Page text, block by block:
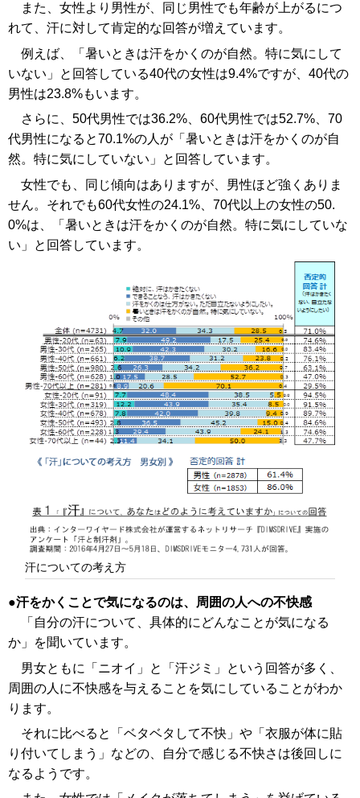
また、女性より男性が、同じ男性でも年齢が上がるにつ
れて、汗に対して肯定的な回答が増えています。
例えば、「暑いときは汗をかくのが自然。特に気にして
いない」と回答している40代の女性は9.4%ですが、40代の
男性は23.8%もいます。
さらに、50代男性では36.2%、60代男性では52.7%、70
代男性になると70.1%の人が「暑いときは汗をかくのが自
然。特に気にしていない」と回答しています。
女性でも、同じ傾向はありますが、男性ほど強くありま
せん。それでも60代女性の24.1%、70代以上の女性の50.
0%は、「暑いときは汗をかくのが自然。特に気にしていな
い」と回答しています。
汗についての考え方
汗をかくことで気になるのは、周囲の人への不快感
「自分の汗について、具体的にどんなことが気になる
か」を聞いています。
男女ともに「ニオイ」と「汗ジミ」という回答が多く、
周囲の人に不快感を与えることを気にしていることがわか
ります。
それに比べると「ベタベタして不快」や「衣服が体に貼
り付いてしまう」などの、自分で感じる不快さは後回しに
なるようです。